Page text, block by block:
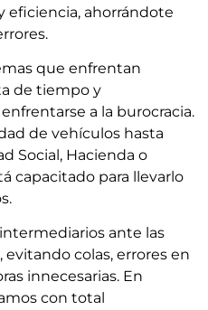
eficiencia, ahorrándote
que enfrentan
de tiempo y
a la burocracia.
de vehículos hasta
Social, Hacienda o
capacitado para llevarlo
ante las
colas, errores en
innecesarias. En
con total